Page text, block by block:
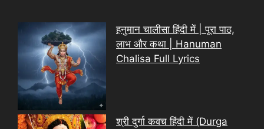
हनुमान चालीसा हिंदी में | पूरा पाठ,
लाभ और कथा | Hanuman
Chalisa Full Lyrics
श्री दुर्गा कवच हिंदी में (Durga